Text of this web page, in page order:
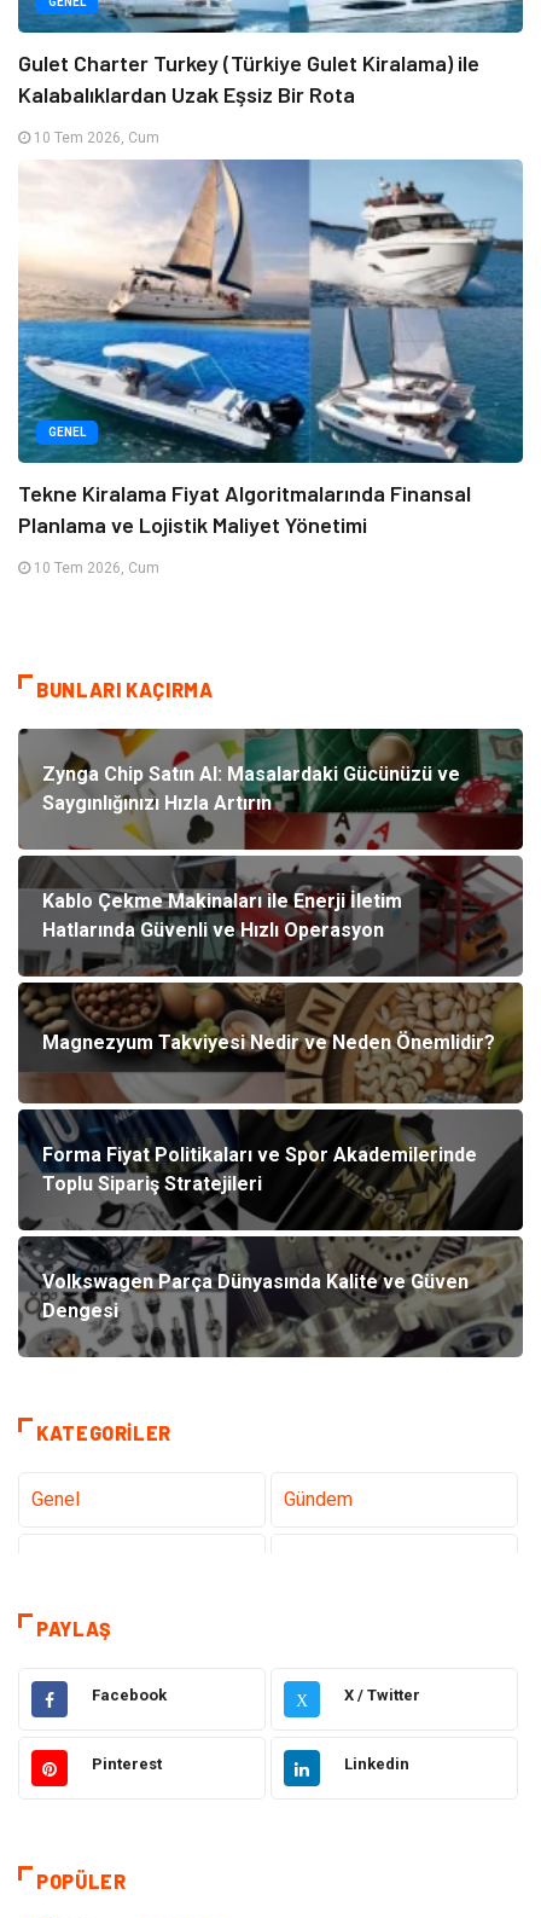
Gulet Charter Turkey (Türkiye Gulet Kiralama) ile
Kalabalıklardan Uzak Eşsiz Bir Rota
10 Tem 2026, Cum
GENEL
Tekne Kiralama Fiyat Algoritmalarında Finansal
Planlama ve Lojistik Maliyet Yönetimi
10 Tem 2026, Cum
BUNLARI KAÇIRMA
Zynga Chip Satın Al: Masalardaki Gücünüzü ve
Saygınlığınızı Hızla Artırın
Kablo Çekme Makinaları ile Enerji İletim
Hatlarında Güvenli ve Hızlı Operasyon
Magnezyum Takviyesi Nedir ve Neden Önemlidir?
Forma Fiyat Politikaları ve Spor Akademilerinde
Toplu Sipariş Stratejileri
Volkswagen Parça Dünyasında Kalite ve Güven
Dengesi
KATEGORILER
Genel Gündem
Tanıtıcı Reklam
Dekorasyon Elektrik Elektronik
Ulaşım ve Taşımacılık Alışveriş
Bilgisayar ve Yazılım
PAYLAŞ
Facebook X X / Twitter
Pinterest Linkedin
POPÜLER